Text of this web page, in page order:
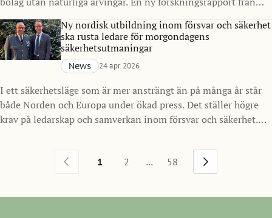
Handelshögskolan i Stockholm visar också ökade investeringar
och skatteintäkter.Ny nordisk utbildning inom försvar och säkerhet
ska rusta ledare för morgondagens
säkerhetsutmaningar
News 24 apr. 2026
I ett säkerhetsläge som är mer ansträngt än på många år står
både Norden och Europa under ökad press. Det ställer högre
krav på ledarskap och samverkan inom försvar och säkerhet.
ett nytt samarbete med Försvarsmakten och lanserar SSE
Nordic Defense MBA, ett program för framtidens ledare inom
försvarssektorn i Norden med start hösten 2026.
1 2 ... 58